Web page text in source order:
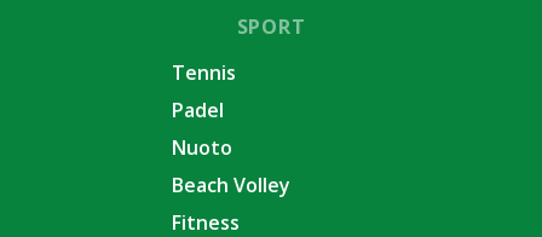
SPORT
Tennis
Padel
Nuoto
Beach Volley
Fitness